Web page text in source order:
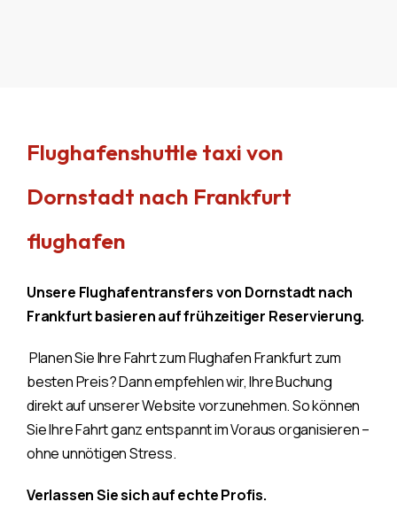
Flughafenshuttle taxi von
Dornstadt nach Frankfurt
flughafen
Unsere Flughafentransfers von Dornstadt nach
Frankfurt basieren auf frühzeitiger Reservierung.
Planen Sie Ihre Fahrt zum Flughafen Frankfurt zum
besten Preis? Dann empfehlen wir, Ihre Buchung
direkt auf unserer Website vorzunehmen. So können
Sie Ihre Fahrt ganz entspannt im Voraus organisieren –
ohne unnötigen Stress.
Verlassen Sie sich auf echte Profis.